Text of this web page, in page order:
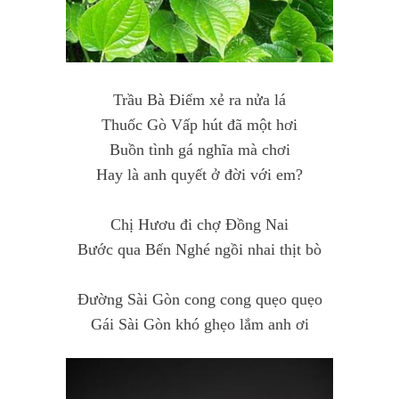
Trầu Bà Điểm xẻ ra nửa lá
Thuốc Gò Vấp hút đã một hơi
Buồn tình gá nghĩa mà chơi
Hay là anh quyết ở đời với em?
Chị Hươu đi chợ Đồng Nai
Bước qua Bến Nghé ngồi nhai thịt bò
Đường Sài Gòn cong cong quẹo quẹo
Gái Sài Gòn khó ghẹo lắm anh ơi